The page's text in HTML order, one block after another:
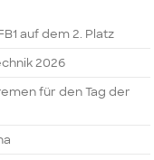
auf dem 2. Platz
2026
für den Tag der